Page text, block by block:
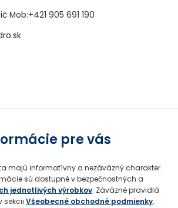
Mob:+421 905 691 190
pre vás
majú informatívny a nezáväzný charakter.
sú dostupné v bezpečnostných a
jednotlivých výrobkov. Záväzné pravidlá
sekcii Všeobecné obchodné podmienky.